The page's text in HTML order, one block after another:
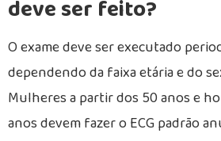
deve ser feito?
O exame deve ser executado
dependendo da faixa etária e do
Mulheres a partir dos 50 anos e
anos devem fazer o ECG padrão